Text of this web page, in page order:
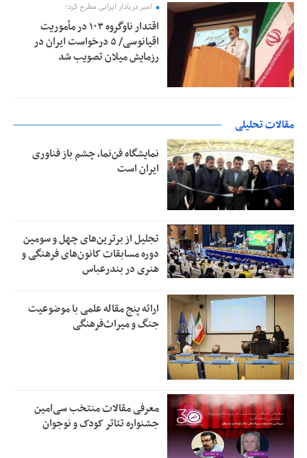
امیر دریادار ایرانی مطرح کرد؛
اقتدار ناوگروه ۱۰۳ در مأموریت‌
اقیانوسی/ ۵ درخواست ایران در
رزمایش میلان تصویب شد
مقالات تحلیلی
نمایشگاه فن‌نما، چشم باز فناوری
ایران است
تجلیل از بر‌ترین‌های چهل و سومین
دوره مسابقات کانون‌های فرهنگی و
هنری در بندرعباس
ارائه پنج مقاله علمی با موضوعیت
جنگ و میراث‌فرهنگی
معرفی مقالات منتخب سی‌امین
جشنواره تئاتر کودک و نوجوان